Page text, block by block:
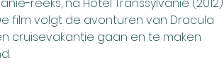
film volgt de avonturen van Dracula
cruisevakantie gaan en te maken